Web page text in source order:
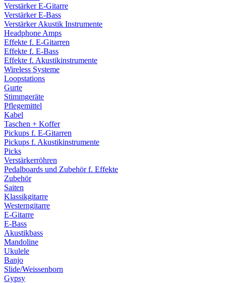
Verstärker E-Gitarre
Verstärker E-Bass
Verstärker Akustik Instrumente
Headphone Amps
Effekte f. E-Gitarren
Effekte f. E-Bass
Effekte f. Akustikinstrumente
Wireless Systeme
Loopstations
Gurte
Stimmgeräte
Pflegemittel
Kabel
Taschen + Koffer
Pickups f. E-Gitarren
Pickups f. Akustikinstrumente
Picks
Verstärkerröhren
Pedalboards und Zubehör f. Effekte
Zubehör
Saiten
Klassikgitarre
Westerngitarre
E-Gitarre
E-Bass
Akustikbass
Mandoline
Ukulele
Banjo
Slide/Weissenborn
Gypsy